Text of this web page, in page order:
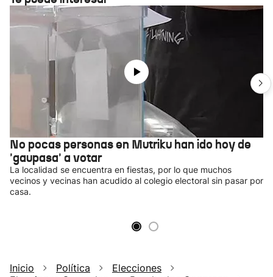
No pocas personas en Mutriku han ido hoy de
'gaupasa' a votar
La localidad se encuentra en fiestas, por lo que muchos
vecinos y vecinas han acudido al colegio electoral sin pasar por
casa.
Inicio Política
Elecciones